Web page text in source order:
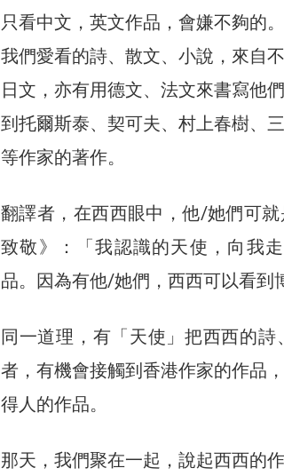
只看中文，英文作品，會嫌不夠的
我們愛看的詩、散文、小說，來自
日文，亦有用德文、法文來書寫他
到托爾斯泰、契可夫、村上春樹、
等作家的著作。
翻譯者，在西西眼中，他/她們可
致敬》：「我認識的天使，向我
品。因為有他/她們，西西可以看到
同一道理，有「天使」把西西的
者，有機會接觸到香港作家的作品
得人的作品。
那天，我們聚在一起，說起西西的